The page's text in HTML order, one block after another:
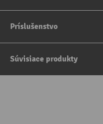
Príslušenstvo
Súvisiace produkty